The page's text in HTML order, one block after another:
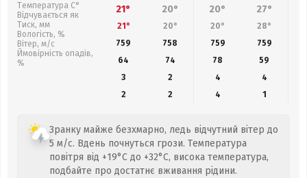
Температура С°
Відчувається як
Тиск, мм
Вологість, %
Вітер, м/с
Ймовірність опадів,
%
21° 20° 20° 27°
21° 20° 20° 28°
759
758 759 759
64
74 78 59
3
2 4
4
2
2 4 1
Зранку майже безхмарно, ледь відчутний вітер до
5 м/с. Вдень почнуться грози. Температура
повітря від +19°C до +32°C, висока температура,
подбайте про достатнє вживання рідини.